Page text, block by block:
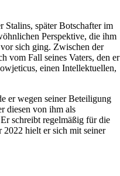
Stalins, später Botschafter im
Perspektive, die ihm
sich ging. Zwischen der
vom Fall seines Vaters, den er
einen Intellektuellen,
er wegen seiner Beteiligung
diesen von ihm als
schreibt regelmäßig für die
hielt er sich mit seiner